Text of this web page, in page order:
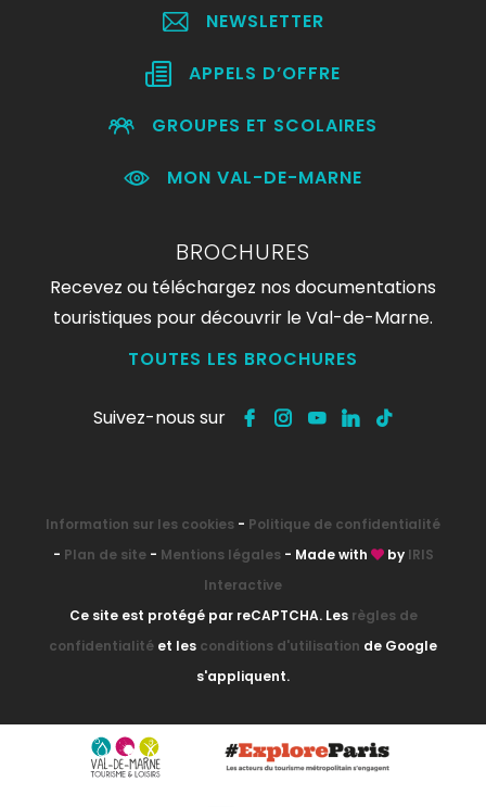
NEWSLETTER
APPELS D’OFFRE
GROUPES ET SCOLAIRES
MON VAL-DE-MARNE
BROCHURES
Recevez ou téléchargez nos documentations
touristiques pour découvrir le Val-de-Marne.
TOUTES LES BROCHURES
Suivez-nous sur
Information sur les cookies - Politique de confidentialité
- Plan de site- Mentions légales- Made with by IRIS
Interactive
Ce site est protégé par reCAPTCHA. Les règles de
confidentialité et les conditions d'utilisation de Google
s'appliquent.